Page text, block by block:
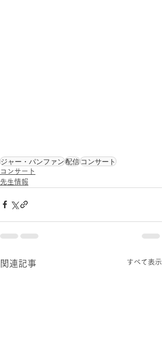
ジャー・パンファン配信コンサート
コンサート
先生情報
関連記事 すべて表示